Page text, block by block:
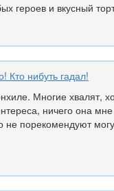
героев и вкусный
Кто нибуть гадал!
Многие хвалят,
ничего она мне
не порекомендуют могу